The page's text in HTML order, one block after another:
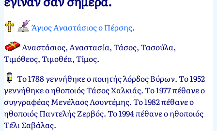
2025
Άγιος Αναστάσιος ο Πέρσης.
Αναστάσιος, Αναστασία, Τάσος, Τασούλα,
Τιμόθεος, Τιμοθέα, Τίμος.
Το 1788 γεννήθηκε ο ποιητής λόρδος Βύρων. Το 1952
γεννήθηκε ο ηθοποιός Τάσος Χαλκιάς. Το 1977 πέθανε ο
συγγραφέας Μενέλαος Λουντέμης. Το 1982 πέθανε ο
ηθοποιός Παντελής Ζερβός. Το 1994 πέθανε ο ηθοποιός
Τέλι Σαβάλας.